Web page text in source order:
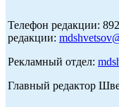
Телефон редакции:
редакции:
Рекламный отдел:
Главный редактор